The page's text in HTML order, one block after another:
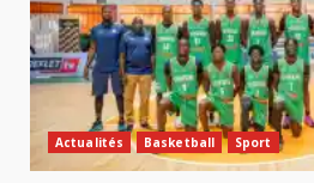
Actualités Basketball Sport